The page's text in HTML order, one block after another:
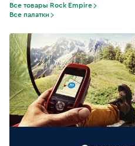
Все товары Rock Empire
Все палатки